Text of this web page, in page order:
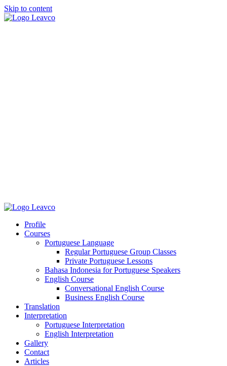
Skip to content
Profile
Courses
Portuguese Language
Regular Portuguese Group Classes
Private Portuguese Lessons
Bahasa Indonesia for Portuguese Speakers
English Course
Conversational English Course
Business English Course
Translation
Interpretation
Portuguese Interpretation
English Interpretation
Gallery
Contact
Articles